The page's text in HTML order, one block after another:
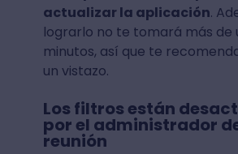
actualizar la aplicación.
lograrlo no te tomará más de
minutos, así que te
un vistazo.
Los filtros están
por el administrador
reunión